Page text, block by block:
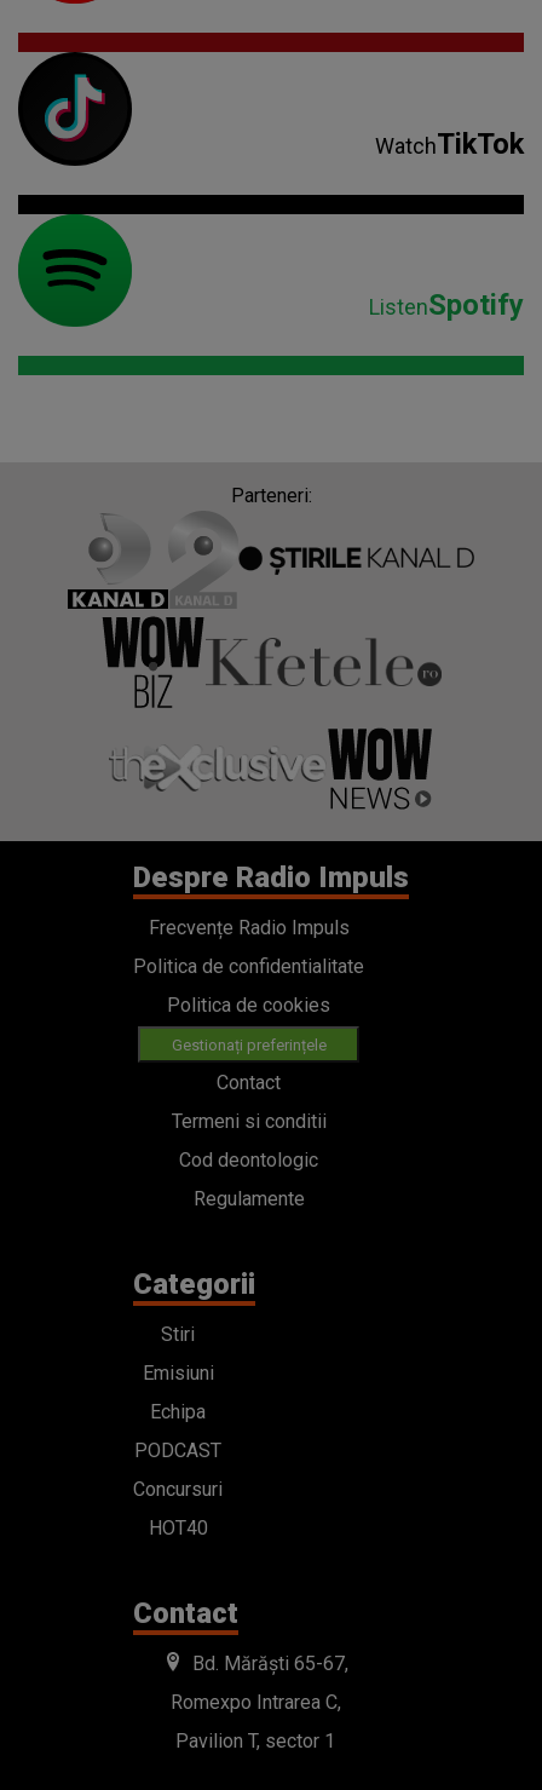
WatchTikTok
ListenSpotify
Parteneri:
Despre Radio Impuls
Frecvențe Radio Impuls
Politica de confidentialitate
Politica de cookies
Gestionați preferințele
Contact
Termeni si conditii
Cod deontologic
Regulamente
Categorii
Stiri
Emisiuni
Echipa
PODCAST
Concursuri
HOT40
Contact
Bd. Mărăști 65-67,
Romexpo Intrarea C,
Pavilion T, sector 1